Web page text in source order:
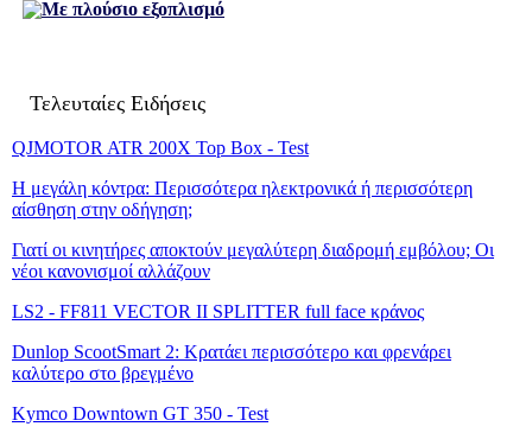
Με πλούσιο εξοπλισμό
Τελευταίες Ειδήσεις
QJMOTOR ATR 200X Top Box - Test
Η μεγάλη κόντρα: Περισσότερα ηλεκτρονικά ή περισσότερη
αίσθηση στην οδήγηση;
Γιατί οι κινητήρες αποκτούν μεγαλύτερη διαδρομή εμβόλου; Οι
νέοι κανονισμοί αλλάζουν
LS2 - FF811 VECTOR II SPLITTER full face κράνος
Dunlop ScootSmart 2: Κρατάει περισσότερο και φρενάρει
καλύτερο στο βρεγμένο
Kymco Downtown GT 350 - Test